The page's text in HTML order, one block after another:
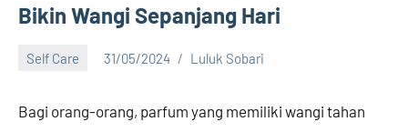
Bikin Wangi Sepanjang Hari
Self Care 31/05/2024 Luluk Sobari
Bagi orang-orang, parfum yang memiliki wangi tahan